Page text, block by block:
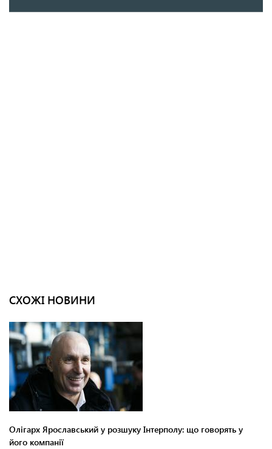
СХОЖІ НОВИНИ
Олігарх Ярославський у розшуку Інтерполу: що говорять у
його компанії